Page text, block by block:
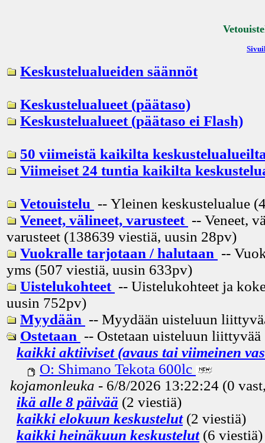
Keskustelualueiden säännöt
Keskustelualueet (päätaso)
Keskustelualueet (päätaso ei Flash)
50 viimeistä kaikilta
Viimeiset 24 tuntia kaikilta
Vetouistelu -- Yleinen keskustelualue
Veneet, välineet, varusteet -- Veneet,
varusteet (138639 viestiä, uusin 28pv)
Vuokralle tarjotaan / halutaan --
yms (507 viestiä, uusin 633pv)
Uistelukohteet -- Uistelukohteet ja
uusin 752pv)
Myydään -- Myydään uisteluun
Ostetaan -- Ostetaan uisteluun
kaikki aktiiviset (avaus tai viimeinen
O: Shimano Tekota 600lc
kojamonleuka - 6/8/2026 13:22:24 (0
ikä alle 8 päivää (2 viestiä)
kaikki elokuun keskustelut(2 viestiä)
kaikki heinäkuun keskustelut(6 viestiä)